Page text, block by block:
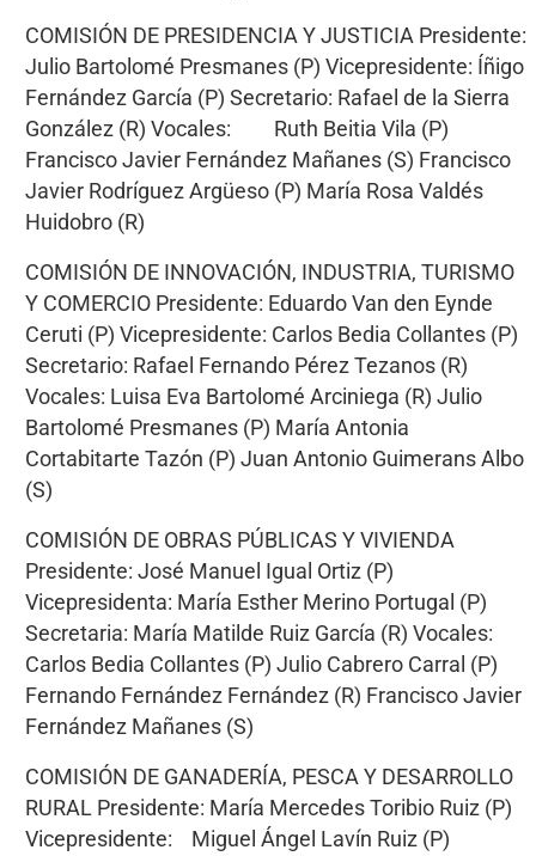
COMISIÓN DE PRESIDENCIA Y JUSTICIA Presidente:
Julio Bartolomé Presmanes (P) Vicepresidente: Íñigo
Fernández García (P) Secretario: Rafael de la Sierra
González (R) Vocales: Ruth Beitia Vila (P)
Francisco Javier Fernández Mañanes (S) Francisco
Javier Rodríguez Argüeso (P) María Rosa Valdés
Huidobro (R)
COMISIÓN DE INNOVACIÓN, INDUSTRIA, TURISMO
Y COMERCIO Presidente: Eduardo Van den Eynde
Ceruti (P) Vicepresidente: Carlos Bedia Collantes (P)
Secretario: Rafael Fernando Pérez Tezanos (R)
Vocales: Luisa Eva Bartolomé Arciniega (R) Julio
Bartolomé Presmanes (P) María Antonia
Cortabitarte Tazón (P) Juan Antonio Guimerans Albo
(S)
COMISIÓN DE OBRAS PÚBLICAS Y VIVIENDA
Presidente: José Manuel Igual Ortiz (P)
Vicepresidenta: María Esther Merino Portugal (P)
Secretaria: María Matilde Ruiz García (R) Vocales:
Carlos Bedia Collantes (P) Julio Cabrero Carral (P)
Fernando Fernández Fernández (R) Francisco Javier
Fernández Mañanes (S)
COMISIÓN DE GANADERÍA, PESCA Y DESARROLLO
RURAL Presidente: María Mercedes Toribio Ruiz (P)
Vicepresidente: Miguel Ángel Lavín Ruiz (P)